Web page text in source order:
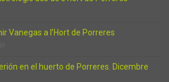
Vanegas a l’Hort de Porreres
en el huerto de Porreres. Dicembre